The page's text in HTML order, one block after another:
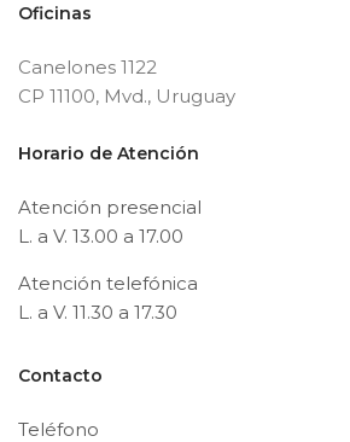
Oficinas
Canelones 1122
CP 11100, Mvd., Uruguay
Horario de Atención
Atención presencial
L. a V. 13.00 a 17.00
Atención telefónica
L. a V. 11.30 a 17.30
Contacto
Teléfono